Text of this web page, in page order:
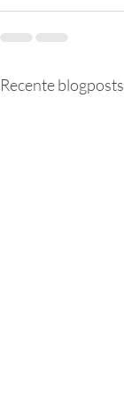
Recente blogposts